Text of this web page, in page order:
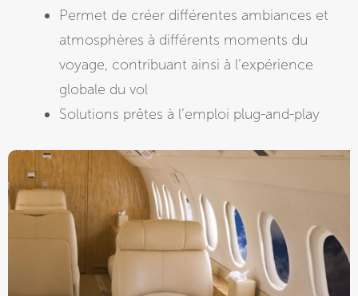
Permet de créer différentes ambiances et
atmosphères à différents moments du
voyage, contribuant ainsi à l’expérience
globale du vol
Solutions prêtes à l’emploi plug-and-play